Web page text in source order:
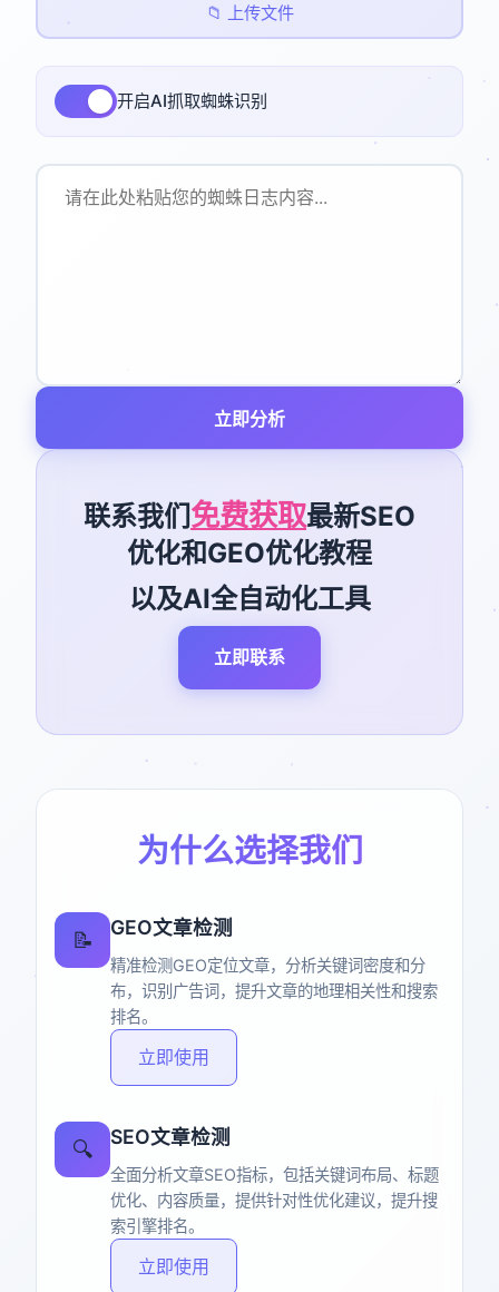
📁 上传文件
开启AI抓取蜘蛛识别
立即分析
联系我们免费获取最新SEO
优化和GEO优化教程
以及AI全自动化工具
立即联系
为什么选择我们
📝 GEO文章检测
精准检测GEO定位文章，分析关键词密度和分
布，识别广告词，提升文章的地理相关性和搜索
排名。
立即使用
🔍 SEO文章检测
全面分析文章SEO指标，包括关键词布局、标题
优化、内容质量，提供针对性优化建议，提升搜
索引擎排名。
立即使用